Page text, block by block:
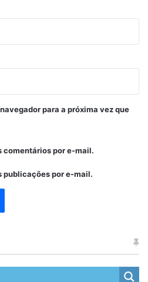
para a próxima vez que
comentários por e-mail.
publicações por e-mail.